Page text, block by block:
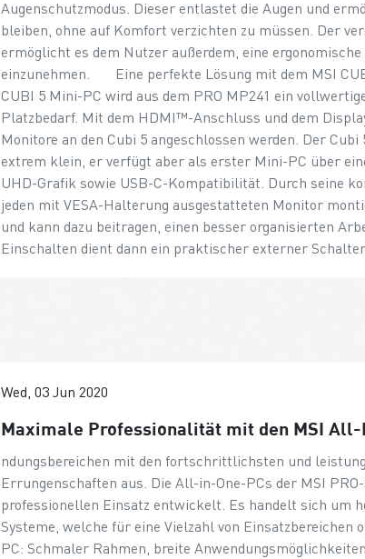
Augenschutzmodus. Dieser entlastet die Augen und
bleiben, ohne auf Komfort verzichten zu müssen. Der
ermöglicht es dem Nutzer außerdem, eine
einzunehmen. Eine perfekte Lösung mit dem MSI
CUBI 5 Mini-PC wird aus dem PRO MP241 ein
Platzbedarf. Mit dem HDMI™-Anschluss und dem
Monitore an den Cubi 5 angeschlossen werden. Der
extrem klein, er verfügt aber als erster Mini-PC über
UHD-Grafik sowie USB-C-Kompatibilität. Durch seine
jeden mit VESA-Halterung ausgestatteten Monitor
und kann dazu beitragen, einen besser organisierten
Einschalten dient dann ein praktischer externer
Wed, 03 Jun 2020
Maximale Professionalität mit den MSI All-
ndungsbereichen mit den fortschrittlichsten und
Errungenschaften aus. Die All-in-One-PCs der MSI
professionellen Einsatz entwickelt. Es handelt sich um
Systeme, welche für eine Vielzahl von Einsatzbereichen
PC: Schmaler Rahmen, breite